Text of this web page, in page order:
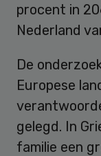
procent in
Nederland
De
Europese
gelegd. In
familie een